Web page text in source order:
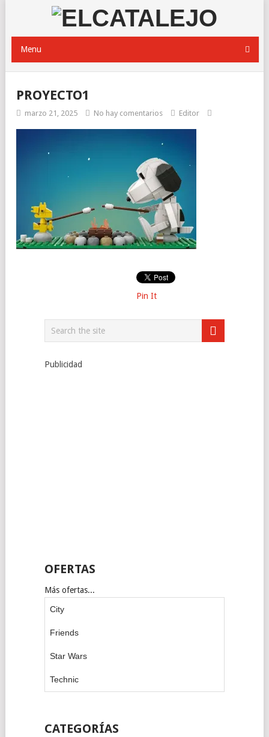
Menu
PROYECTO1
marzo 21, 2025 No hay comentarios Editor
Pin It
Publicidad
OFERTAS
Más ofertas...
City
Friends
Star Wars
Technic
CATEGORÍAS